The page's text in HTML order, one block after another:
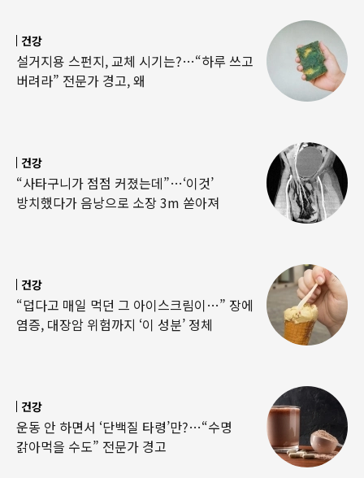
건강
설거지용 스펀지, 교체 시기는?…“하루 쓰고
버려라” 전문가 경고, 왜
건강
“사타구니가 점점 커졌는데”…‘이것’
방치했다가 음낭으로 소장 3m 쏟아져
건강
“덥다고 매일 먹던 그 아이스크림이…” 장에
염증, 대장암 위험까지 ‘이 성분’ 정체
건강
운동 안 하면서 ‘단백질 타령’만?…“수명
갉아먹을 수도” 전문가 경고